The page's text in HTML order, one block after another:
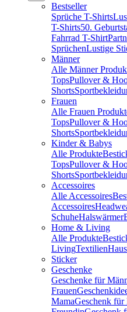
Bestseller
Sprüche T-Shirts
T-Shirts50.
Fahrrad T-Shirt
SprüchenLustige
Männer
Alle Männer
TopsPullover &
Shorts
Frauen
Alle Frauen
TopsPullover &
Shorts
Kinder & Babys
Alle Produkte
TopsPullover &
Shorts
Accessoires
Alle Accessoires
Accessoires
SchuheHalswärmer
Home & Living
Alle Produkte
LivingTextilien
Sticker
Geschenke
Geschenke für
Frauen
MamaGeschenk für